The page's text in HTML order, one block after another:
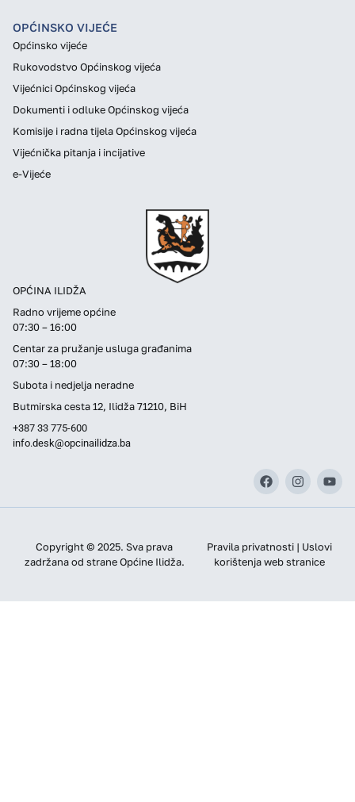
OPĆINA ILIDŽA
Radno vrijeme općine
07:30 – 16:00
Centar za pružanje usluga građanima
07:30 – 18:00
Subota i nedjelja neradne
Butmirska cesta 12, Ilidža 71210, BiH
+387 33 775-600
info.desk@opcinailidza.ba
OPĆINSKO VIJEĆE
Općinsko vijeće
Rukovodstvo Općinskog vijeća
Vijećnici Općinskog vijeća
Dokumenti i odluke Općinskog vijeća
Komisije i radna tijela Općinskog vijeća
Vijećnička pitanja i incijative
e-Vijeće
Copyright © 2025. Sva prava
zadržana od strane Općine Ilidža.
Pravila privatnosti | Uslovi
korištenja web stranice